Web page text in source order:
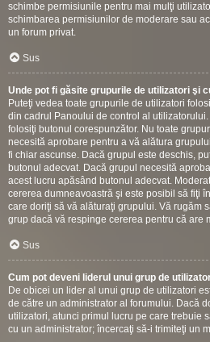
schimbe permisiunile pentru mai mulţi
schimbarea permisiunilor de moderare sau
un forum privat.
Sus
Unde pot fi găsite grupurile de utilizatori şi
Puteţi vedea toate grupurile de utilizatori
din cadrul Panoului de control al
folosiţi butonul corespunzător. Nu toate
necesită aprobare pentru a vă alătura
fi chiar ascunse. Dacă grupul este deschis,
butonul adecvat. Dacă grupul necesită
acest lucru apăsând butonul adecvat.
cererea dumneavoastră şi este posibil să fiţi
care doriţi să vă alăturaţi grupului. Vă rugăm
grup dacă vă respinge cererea pentru că are
Sus
Cum pot deveni liderul unui grup de
De obicei un lider al unui grup de utilizatori
de către un administrator al forumului. Dacă
utilizatori, atunci primul lucru pe care trebuie
cu un administrator; încercaţi să-i trimiteţi un